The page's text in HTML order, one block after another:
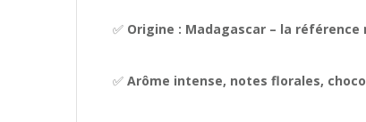
✅ Origine : Madagascar – la référence
✅ Arôme intense, notes florales,